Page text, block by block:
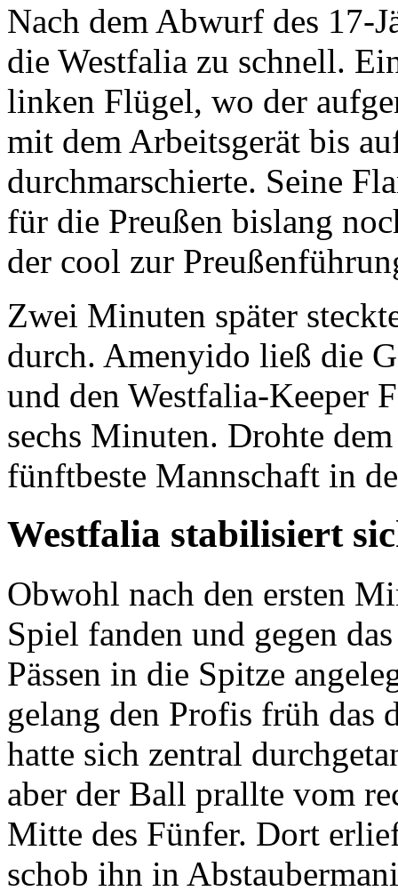
Nach dem Abwurf des 17-
die Westfalia zu schnell.
linken Flügel, wo der
mit dem Arbeitsgerät bis
durchmarschierte. Seine
für die Preußen bislang
der cool zur
Zwei Minuten später
durch. Amenyido ließ die
und den Westfalia-Keeper
sechs Minuten. Drohte
fünftbeste Mannschaft in
Westfalia stabilisiert
Obwohl nach den ersten
Spiel fanden und gegen
Pässen in die Spitze
gelang den Profis früh das
hatte sich zentral
aber der Ball prallte vom
Mitte des Fünfer. Dort
schob ihn in